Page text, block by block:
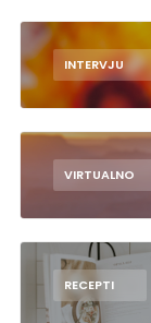
INTERVJU
VIRTUALNO
RECEPTI